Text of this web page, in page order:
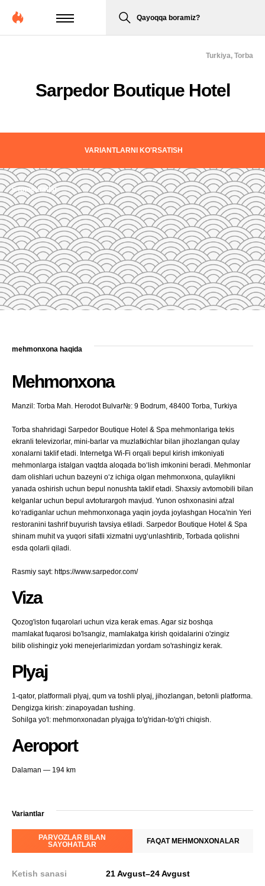
Qayoqqa boramiz?
Sarpedor Boutique Hotel
Turkiya, Torba
VARIANTLARNI KO'RSATISH
5 fotosuratlar
mehmonxona haqida
Mehmonxona
Manzil: Torba Mah. Herodot Bulvar№: 9 Bodrum, 48400 Torba, Turkiya
Torba shahridagi Sarpedor Boutique Hotel & Spa mehmonlariga tekis
ekranli televizorlar, mini-barlar va muzlatkichlar bilan jihozlangan qulay
xonalarni taklif etadi. Internetga Wi-Fi orqali bepul kirish imkoniyati
mehmonlarga istalgan vaqtda aloqada boʻlish imkonini beradi. Mehmonlar
dam olishlari uchun bazeyni oʻz ichiga olgan mehmonxona, qulaylikni
yanada oshirish uchun bepul nonushta taklif etadi. Shaxsiy avtomobili bilan
kelganlar uchun bepul avtoturargoh mavjud. Yunon oshxonasini afzal
koʻradiganlar uchun mehmonxonaga yaqin joyda joylashgan Hoca'nin Yeri
restoranini tashrif buyurish tavsiya etiladi. Sarpedor Boutique Hotel & Spa
shinam muhit va yuqori sifatli xizmatni uygʻunlashtirib, Torbada qolishni
esda qolarli qiladi.
Rasmiy sayt: https://www.sarpedor.com/
Viza
Qozog'iston fuqarolari uchun viza kerak emas. Agar siz boshqa
mamlakat fuqarosi bo'lsangiz, mamlakatga kirish qoidalarini o'zingiz
bilib olishingiz yoki menejerlarimizdan yordam so'rashingiz kerak.
Plyaj
1-qator, platformali plyaj, qum va toshli plyaj, jihozlangan, betonli platforma.
Dengizga kirish: zinapoyadan tushing.
Sohilga yo'l: mehmonxonadan plyajga to'g'ridan-to'g'ri chiqish.
Aeroport
Dalaman — 194 km
Variantlar
PARVOZLAR BILAN
SAYOHATLAR
FAQAT MEHMONXONALAR
Ketish sanasi 21 Avgust–24 Avgust